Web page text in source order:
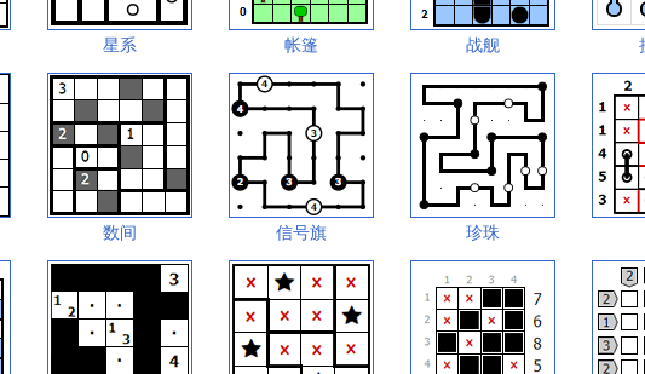
星系 帐篷 战舰
数间 信号旗 珍珠